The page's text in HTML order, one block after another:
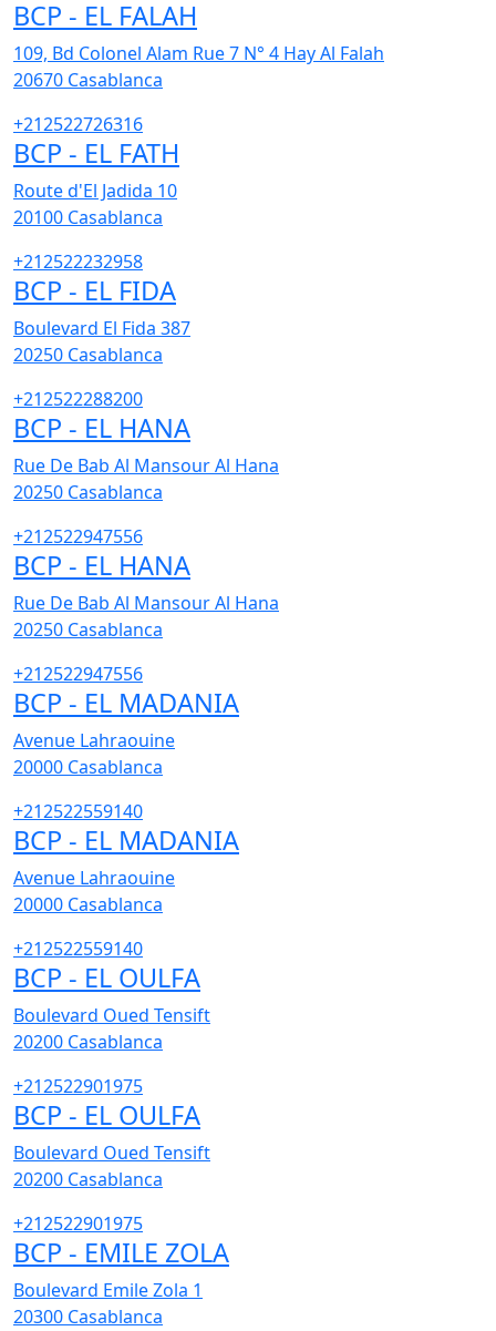
BCP - EL FALAH
109, Bd Colonel Alam Rue 7 N° 4 Hay Al Falah
20670 Casablanca
+212522726316
BCP - EL FATH
Route d'El Jadida 10
20100 Casablanca
+212522232958
BCP - EL FIDA
Boulevard El Fida 387
20250 Casablanca
+212522288200
BCP - EL HANA
Rue De Bab Al Mansour Al Hana
20250 Casablanca
+212522947556
BCP - EL HANA
Rue De Bab Al Mansour Al Hana
20250 Casablanca
+212522947556
BCP - EL MADANIA
Avenue Lahraouine
20000 Casablanca
+212522559140
BCP - EL MADANIA
Avenue Lahraouine
20000 Casablanca
+212522559140
BCP - EL OULFA
Boulevard Oued Tensift
20200 Casablanca
+212522901975
BCP - EL OULFA
Boulevard Oued Tensift
20200 Casablanca
+212522901975
BCP - EMILE ZOLA
Boulevard Emile Zola 1
20300 Casablanca